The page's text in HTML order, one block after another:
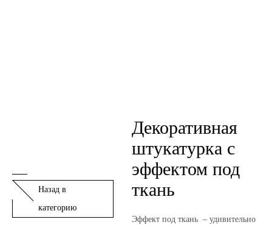
Назад в
категорию
Декоративная
штукатурка с
эффектом под
ткань
Эффект под ткань – удивительно